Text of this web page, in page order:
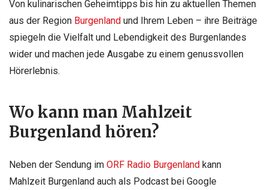
Von kulinarischen Geheimtipps bis hin zu aktuellen Themen
aus der Region Burgenland und Ihrem Leben – ihre Beiträge
spiegeln die Vielfalt und Lebendigkeit des Burgenlandes
wider und machen jede Ausgabe zu einem genussvollen
Hörerlebnis.
Wo kann man Mahlzeit
Burgenland hören?
Neben der Sendung im ORF Radio Burgenland kann
Mahlzeit Burgenland auch als Podcast bei Google